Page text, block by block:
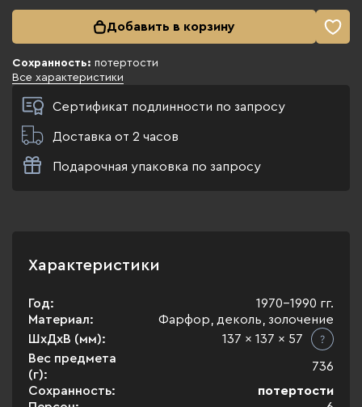
Добавить в корзину
Сохранность: потертости
Все характеристики
Сертификат подлинности по запросу
Доставка от 2 часов
Подарочная упаковка по запросу
Характеристики
Год:
1970-1990 гг.
Материал:
Фарфор, деколь, золочение
ШхДхВ (мм):
137 x 137 x 57
Вес предмета
(г):
736
Сохранность:
потертости